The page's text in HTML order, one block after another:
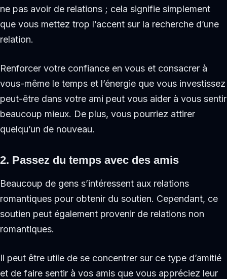
ne pas avoir de relations ; cela signifie simplement
que vous mettez trop l’accent sur la recherche d’une
relation.
Renforcer votre confiance en vous et consacrer à
vous-même le temps et l’énergie que vous investissez
peut-être dans votre ami peut vous aider à vous sentir
beaucoup mieux. De plus, vous pourriez attirer
quelqu’un de nouveau.
2. Passez du temps avec des amis
Beaucoup de gens s’intéressent aux relations
romantiques pour obtenir du soutien. Cependant, ce
soutien peut également provenir de relations non
romantiques.
Il peut être utile de se concentrer sur ce type d’amitié
et de faire sentir à vos amis que vous appréciez leur